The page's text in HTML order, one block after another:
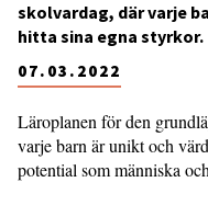
07.03.2022
skolvardag, där varje
hitta sina egna styrkor.
Läroplanen för den
varje barn är unikt och
potential som människa